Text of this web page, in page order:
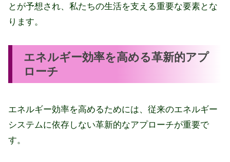
とが予想され、私たちの生活を支える重要な要素とな
ります。
エネルギー効率を高める革新的アプ
ローチ
エネルギー効率を高めるためには、従来のエネルギー
システムに依存しない革新的なアプローチが重要で
す。